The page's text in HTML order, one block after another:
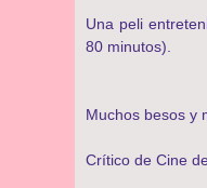
Una peli
80 minutos).
Muchos besos y
Crítico de Cine